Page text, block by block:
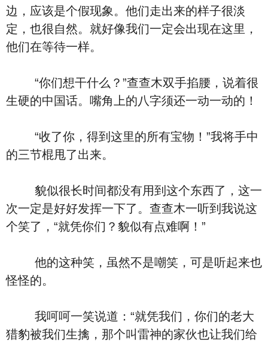
边，应该是个假现象。他们走出来的样子很淡
定，也很自然。就好像我们一定会出现在这里，
他们在等待一样。
“你们想干什么？”查查木双手掐腰，说着很
生硬的中国话。嘴角上的八字须还一动一动的！
“收了你，得到这里的所有宝物！”我将手中
的三节棍甩了出来。
貌似很长时间都没有用到这个东西了，这一
次一定是好好发挥一下了。查查木一听到我说这
个笑了，“就凭你们？貌似有点难啊！”
他的这种笑，虽然不是嘲笑，可是听起来也
怪怪的。
我呵呵一笑说道：“就凭我们，你们的老大
猎豹被我们生擒，那个叫雷神的家伙也让我们给